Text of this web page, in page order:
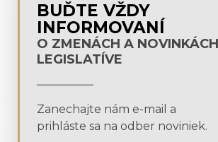
BUĎTE VŽDY
INFORMOVANÍ
O ZMENÁCH A
LEGISLATÍVE
Zanechajte nám e-mail a
prihláste sa na odber noviniek.